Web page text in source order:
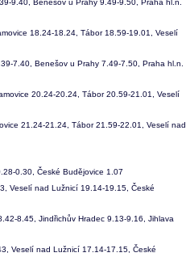
9.40, Benešov u Prahy 9.49-9.50, Praha hl.n.
18.24-18.24, Tábor 18.59-19.01, Veselí
7.40, Benešov u Prahy 7.49-7.50, Praha hl.n.
20.24-20.24, Tábor 20.59-21.01, Veselí
21.24-21.24, Tábor 21.59-22.01, Veselí nad
0.30, České Budějovice 1.07
Veselí nad Lužnicí 19.14-19.15, České
8.45, Jindřichův Hradec 9.13-9.16, Jihlava
Veselí nad Lužnicí 17.14-17.15, České